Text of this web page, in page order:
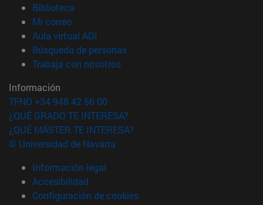
Biblioteca
Mi correo(abre en nueva ventana)
Aula virtual ADI
Búsqueda de personas(abre en nueva ventana)
Trabaja con nosotros(abre en nueva ventana)
Información
TFNO +34 948 42 56 00
¿QUÉ GRADO TE INTERESA?
¿QUÉ MÁSTER TE INTERESA?
© Universidad de Navarra
Información legal
Accesibilidad
Configuración de cookies